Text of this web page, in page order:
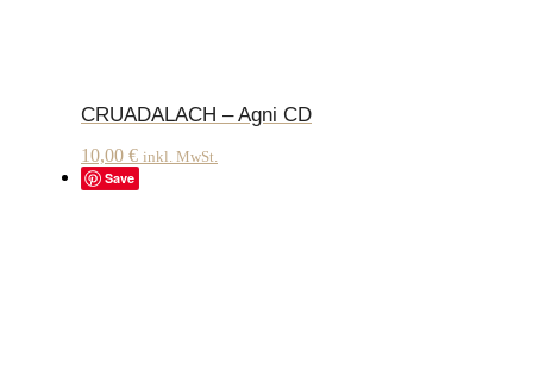
CRUADALACH – Agni CD
10,00 € inkl. MwSt.
Save